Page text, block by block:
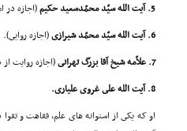
5. آیت الله سیّد محمّدسعید حکیم
(اجازه در
6. آیت الله سیّد محمّد شیرازى
(اجازه روایى).
7. علاّمه شیخ آقا بزرگ تهرانى
(اجازه روایت
8. آیت الله على غروى علیارى.
او که یکى از استوانه هاى علم، فقاهت و